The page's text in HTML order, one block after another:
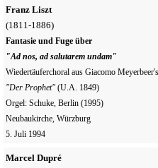
Franz Liszt
(1811-1886)
Fantasie und Fuge über
"Ad nos, ad salutarem undam"
Wiedertäuferchoral aus Giacomo
"Der Prophet" (U.A. 1849)
Orgel: Schuke, Berlin (1995)
Neubaukirche, Würzburg
5. Juli 1994
Marcel Dupré